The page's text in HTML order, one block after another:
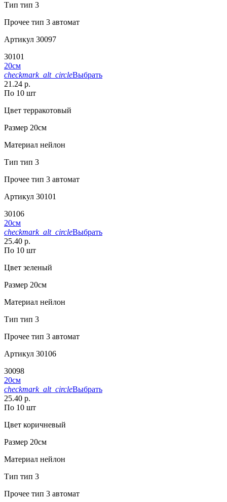
Тип тип 3
Прочее тип 3 автомат
Артикул 30097
30101
20см
checkmark_alt_circleВыбрать
21.24 р.
По 10 шт
Цвет терракотовый
Размер 20см
Материал нейлон
Тип тип 3
Прочее тип 3 автомат
Артикул 30101
30106
20см
checkmark_alt_circleВыбрать
25.40 р.
По 10 шт
Цвет зеленый
Размер 20см
Материал нейлон
Тип тип 3
Прочее тип 3 автомат
Артикул 30106
30098
20см
checkmark_alt_circleВыбрать
25.40 р.
По 10 шт
Цвет коричневый
Размер 20см
Материал нейлон
Тип тип 3
Прочее тип 3 автомат